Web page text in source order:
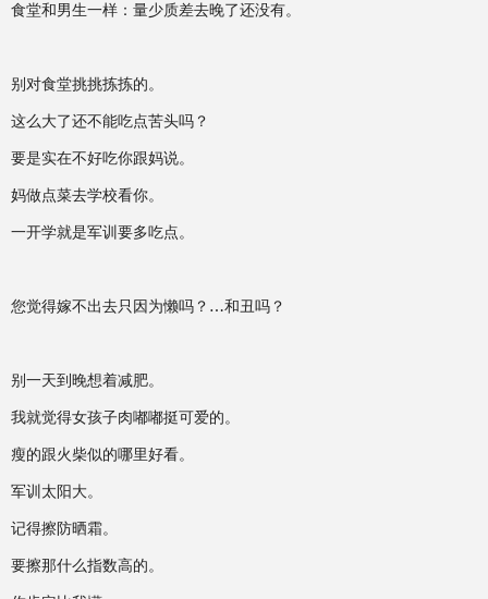
食堂和男生一样：量少质差去晚了还没有。
别对食堂挑挑拣拣的。
这么大了还不能吃点苦头吗？
要是实在不好吃你跟妈说。
妈做点菜去学校看你。
一开学就是军训要多吃点。
您觉得嫁不出去只因为懒吗？…和丑吗？
别一天到晚想着减肥。
我就觉得女孩子肉嘟嘟挺可爱的。
瘦的跟火柴似的哪里好看。
军训太阳大。
记得擦防晒霜。
要擦那什么指数高的。